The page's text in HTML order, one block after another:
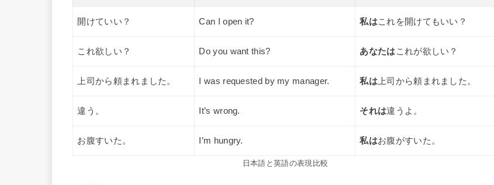
開けていい？ Can I open it? 私はこれを開けてもいい？
これ欲しい？ Do you want this? あなたは これが欲しい？
上司から頼まれました。 I was requested by my manager. 私は 上司から頼まれました。
違う。 It’s wrong. それは違うよ。
お腹すいた。 I’m hungry. 私はお腹がすいた。
日本語と英語の表現比較